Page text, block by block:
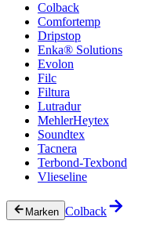
Colback
Comfortemp
Dripstop
Enka® Solutions
Evolon
Filc
Filtura
Lutradur
MehlerHeytex
Soundtex
Tacnera
Terbond-Texbond
Vlieseline
Marken Colback